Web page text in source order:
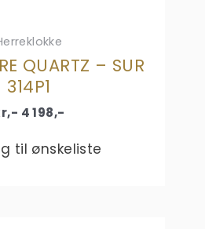
QUARTZ – SUR
314P1
4 198,-
til ønskeliste